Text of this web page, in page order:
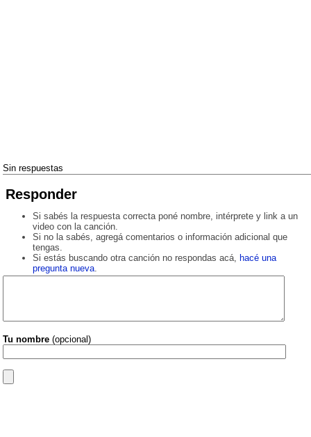
Sin respuestas
Responder
Si sabés la respuesta correcta poné nombre, intérprete y link a un
video con la canción.
Si no la sabés, agregá comentarios o información adicional que
tengas.
Si estás buscando otra canción no respondas acá, hacé una
pregunta nueva.
Tu nombre (opcional)